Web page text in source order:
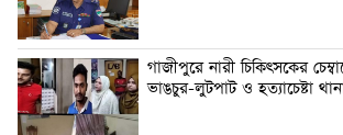
গাজীপুরে নারী চিকিৎসকের
ভাঙচুর-লুটপাট ও হত্যাচেষ্টা